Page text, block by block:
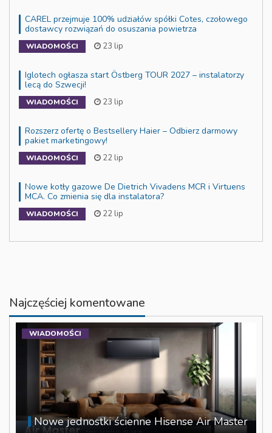
CAREL przejmuje 100% udziałów spółki Cotes, czołowego
dostawcy rozwiązań do osuszania powietrza
WIADOMOŚCI 23 lip
Iglotech ogłasza start Östberg TOUR 2027 – instalatorzy
lecą do Szwecji!
WIADOMOŚCI 23 lip
Rozszerz ofertę o Bestsellery Haier – Odbierz darmowy
pakiet marketingowy!
WIADOMOŚCI 22 lip
Nowe kotły gazowe De Dietrich Vivadens MCR i Virtuens
MCA. Co zmienia się dla instalatora?
WIADOMOŚCI 22 lip
Najczęściej komentowane
Nowe jednostki ścienne Hisense Air Master
WIADOMOŚCI